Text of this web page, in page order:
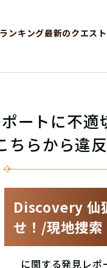
ランキング最新のクエス
ートに不適
ちらから違
Discovery 仙
せ！/現地捜索
に関する発見レポ